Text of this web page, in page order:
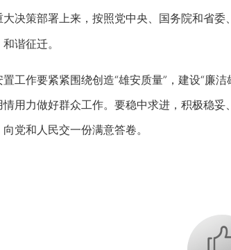
决策部署上来，按照党中央、国务院和省
谐征迁。
作要紧紧围绕创造“雄安质量”，建设“廉
用力做好群众工作。要稳中求进，积极稳
党和人民交一份满意答卷。